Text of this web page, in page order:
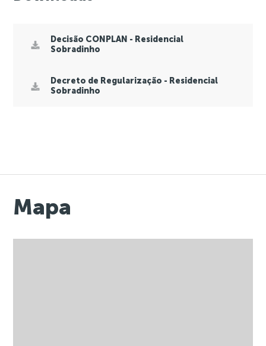
Decisão CONPLAN - Residencial
Sobradinho
Decreto de Regularização - Residencial
Sobradinho
Mapa